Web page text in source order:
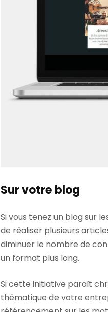
Sur votre blog
Si vous tenez un blog sur
de réaliser plusieurs
diminuer le nombre de
un format plus long.
Si cette initiative paraît
thématique de votre